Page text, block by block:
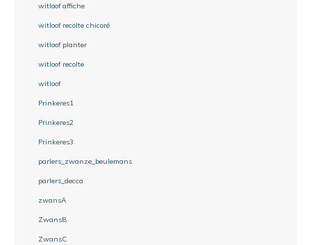
witloof affiche
witloof recolte chicoré
witloof planter
witloof recolte
witloof
Prinkeres1
Prinkeres2
Prinkeres3
parlers_zwanze_beulemans
parlers_decca
zwansA
ZwansB
ZwansC